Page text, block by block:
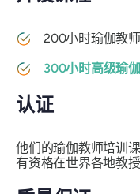
200小时瑜伽教
300小时高级瑜
认证
他们的瑜伽教师培训
有资格在世界各地教